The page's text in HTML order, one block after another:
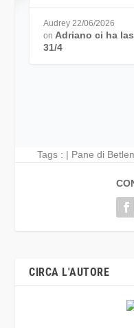
Audrey 22/06/2026
on Adriano ci ha
31/4
Tags : | Pane di
CIRCA L'AUTORE